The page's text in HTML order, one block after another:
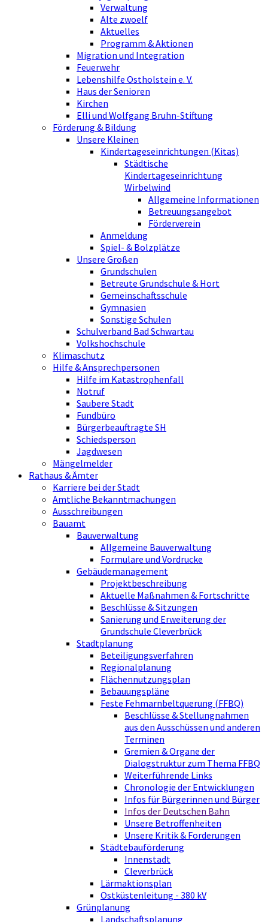
Verwaltung
Alte zwoelf
Aktuelles
Programm & Aktionen
Migration und Integration
Feuerwehr
Lebenshilfe Ostholstein e. V.
Haus der Senioren
Kirchen
Elli und Wolfgang Bruhn-Stiftung
Förderung & Bildung
Unsere Kleinen
Kindertageseinrichtungen (Kitas)
Städtische
Kindertageseinrichtung
Wirbelwind
Allgemeine Informationen
Betreuungsangebot
Förderverein
Anmeldung
Spiel- & Bolzplätze
Unsere Großen
Grundschulen
Betreute Grundschule & Hort
Gemeinschaftsschule
Gymnasien
Sonstige Schulen
Schulverband Bad Schwartau
Volkshochschule
Klimaschutz
Hilfe & Ansprechpersonen
Hilfe im Katastrophenfall
Notruf
Saubere Stadt
Fundbüro
Bürgerbeauftragte SH
Schiedsperson
Jagdwesen
Mängelmelder
Rathaus & Ämter
Karriere bei der Stadt
Amtliche Bekanntmachungen
Ausschreibungen
Bauamt
Bauverwaltung
Allgemeine Bauverwaltung
Formulare und Vordrucke
Gebäudemanagement
Projektbeschreibung
Aktuelle Maßnahmen & Fortschritte
Beschlüsse & Sitzungen
Sanierung und Erweiterung der
Grundschule Cleverbrück
Stadtplanung
Beteiligungsverfahren
Regionalplanung
Flächennutzungsplan
Bebauungspläne
Feste Fehmarnbeltquerung (FFBQ)
Beschlüsse & Stellungnahmen
aus den Ausschüssen und anderen
Terminen
Gremien & Organe der
Dialogstruktur zum Thema FFBQ
Weiterführende Links
Chronologie der Entwicklungen
Infos für Bürgerinnen und Bürger
Infos der Deutschen Bahn
Unsere Betroffenheiten
Unsere Kritik & Forderungen
Städtebauförderung
Innenstadt
Cleverbrück
Lärmaktionsplan
Ostküstenleitung - 380 kV
Grünplanung
Landschaftsplanung